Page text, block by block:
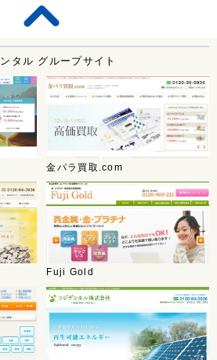
タル グループサイト
金パラ買取.com
Fuji Gold